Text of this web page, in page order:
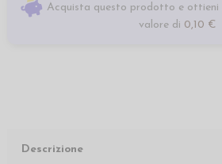
Acquista questo prodotto e ottieni
valore di 0,10 €
Descrizione